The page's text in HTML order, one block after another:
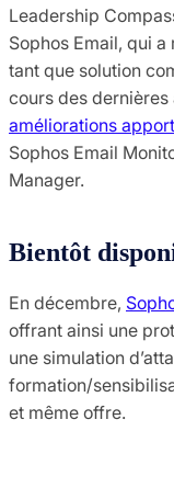
Leadership
Sophos Email, qui
tant que solution
cours des dernières
améliorations
Sophos Email
Manager.
Bientôt
En décembre,
offrant ainsi une
une simulation
formation/
et même offre.